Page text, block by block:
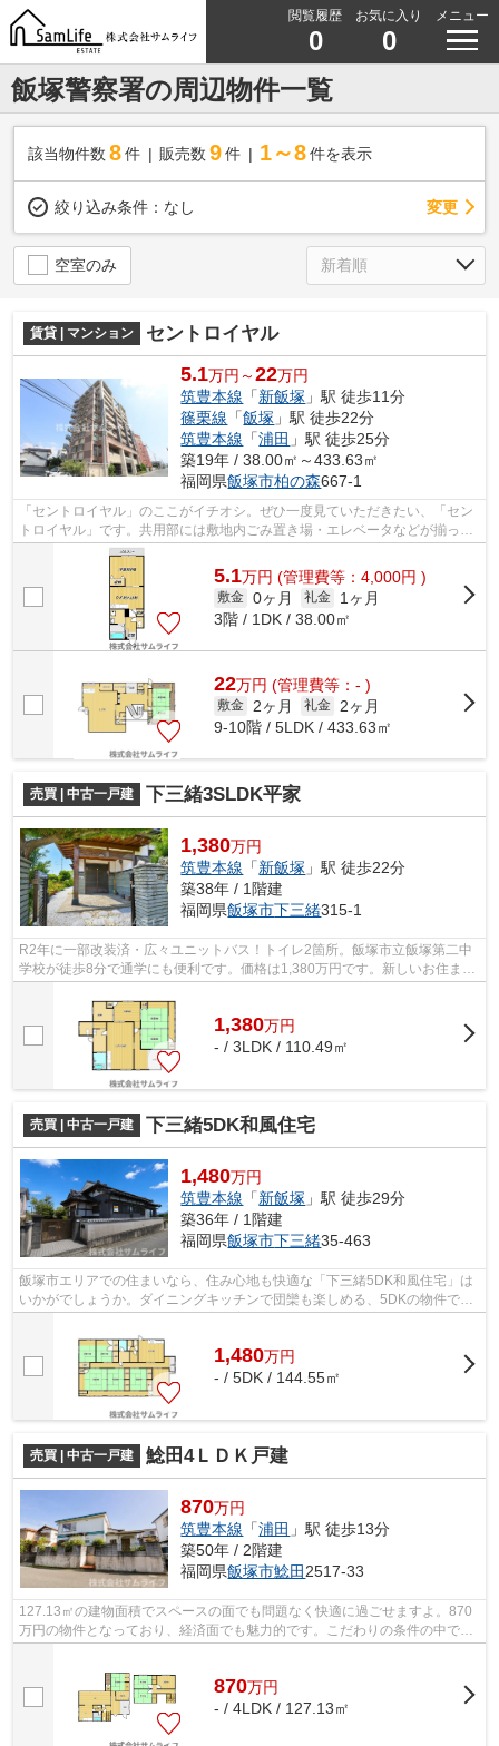
閲覧履歴
0
お気に入り
0
メニュー
飯塚警察署の周辺物件一覧
該当物件数 8件 販売数 9 件 1～8 件を表示
絞り込み条件： なし 変更
空室のみ
賃貸 | マンション セントロイヤル
5.1万円～22万円
筑豊本線 「新飯塚 」駅 徒歩11分
篠栗線 「飯塚 」駅 徒歩22分
筑豊本線 「浦田 」駅 徒歩25分
築19年 / 38.00㎡～433.63㎡
福岡県飯塚市柏の森667-1
「セントロイヤル」のここがイチオシ。ぜひ一度見ていただきたい、「セン
トロイヤル」です。共用部には敷地内ごみ置き場・エレベータなどが揃って
おります。徒歩11分で駅へのアクセス...
5.1万円 (管理費等：4,000円 )
敷金 0ヶ月 礼金
1ヶ月
3階 / 1DK / 38.00㎡
22万円 (管理費等：- )
敷金 2ヶ月 礼金
2ヶ月
9-10階 / 5LDK / 433.63㎡
売買 | 中古一戸建 下三緒3SLDK平家
1,380万円
筑豊本線 「新飯塚 」駅 徒歩22分
築38年 / 1階建
福岡県飯塚市下三緒315-1
R2年に一部改装済・広々ユニットバス！トイレ2箇所。飯塚市立飯塚第二中
学校が徒歩8分で通学にも便利です。価格は1,380万円です。新しいお住まい
1,380万円
- / 3LDK / 110.49㎡
売買 | 中古一戸建 下三緒5DK和風住宅
1,480万円
筑豊本線 「新飯塚 」駅 徒歩29分
築36年 / 1階建
福岡県飯塚市下三緒35-463
飯塚市エリアでの住まいなら、住み心地も快適な「下三緒5DK和風住宅」は
いかがでしょうか。ダイニングキッチンで団欒も楽しめる、5DKの物件で
1,480万円
- / 5DK / 144.55㎡
売買 | 中古一戸建 鯰田4ＬＤＫ戸建
870万円
筑豊本線 「浦田 」駅 徒歩13分
築50年 / 2階建
福岡県飯塚市鯰田 2517-33
127.13㎡の建物面積でスペースの面でも問題なく快適に過ごせますよ。870
万円の物件となっており、経済面でも魅力的です。こだわりの条件の中でも
870万円
- / 4LDK / 127.13㎡